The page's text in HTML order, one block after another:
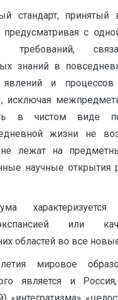
стандарт, принятый
с
требований,
знаний в
и
исключая
в чистом виде
жизни не
лежат на
научные открытия
или
областей во все
мировое
является и